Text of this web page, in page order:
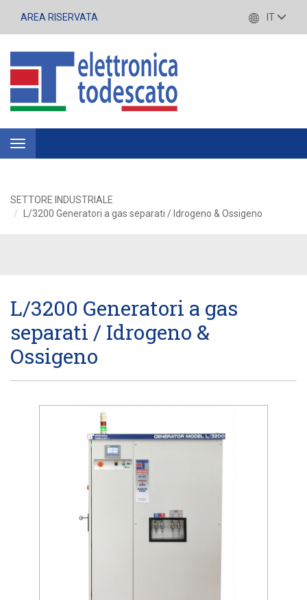
AREA RISERVATA IT
Toggle
navigation
SETTORE INDUSTRIALE
L/3200 Generatori a gas separati / Idrogeno & Ossigeno
L/3200 Generatori a gas
separati / Idrogeno &
Ossigeno